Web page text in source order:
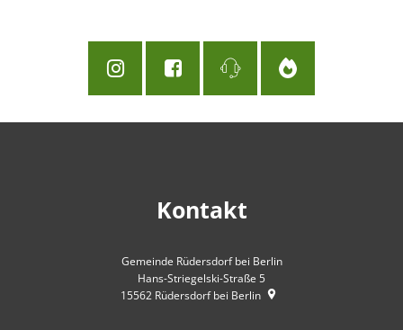
Kontakt
Gemeinde Rüdersdorf bei Berlin
Hans-Striegelski-Straße 5
15562 Rüdersdorf bei Berlin